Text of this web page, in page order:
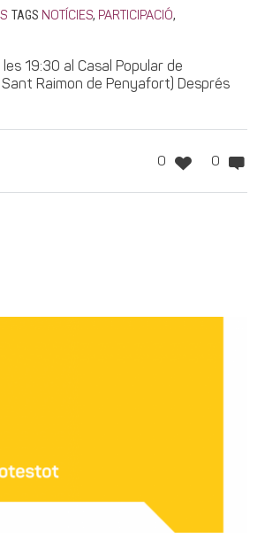
TAGS NOTÍCIES, PARTICIPACIÓ,
19:30 al Casal Popular de
Raimon de Penyafort) Després
0 0